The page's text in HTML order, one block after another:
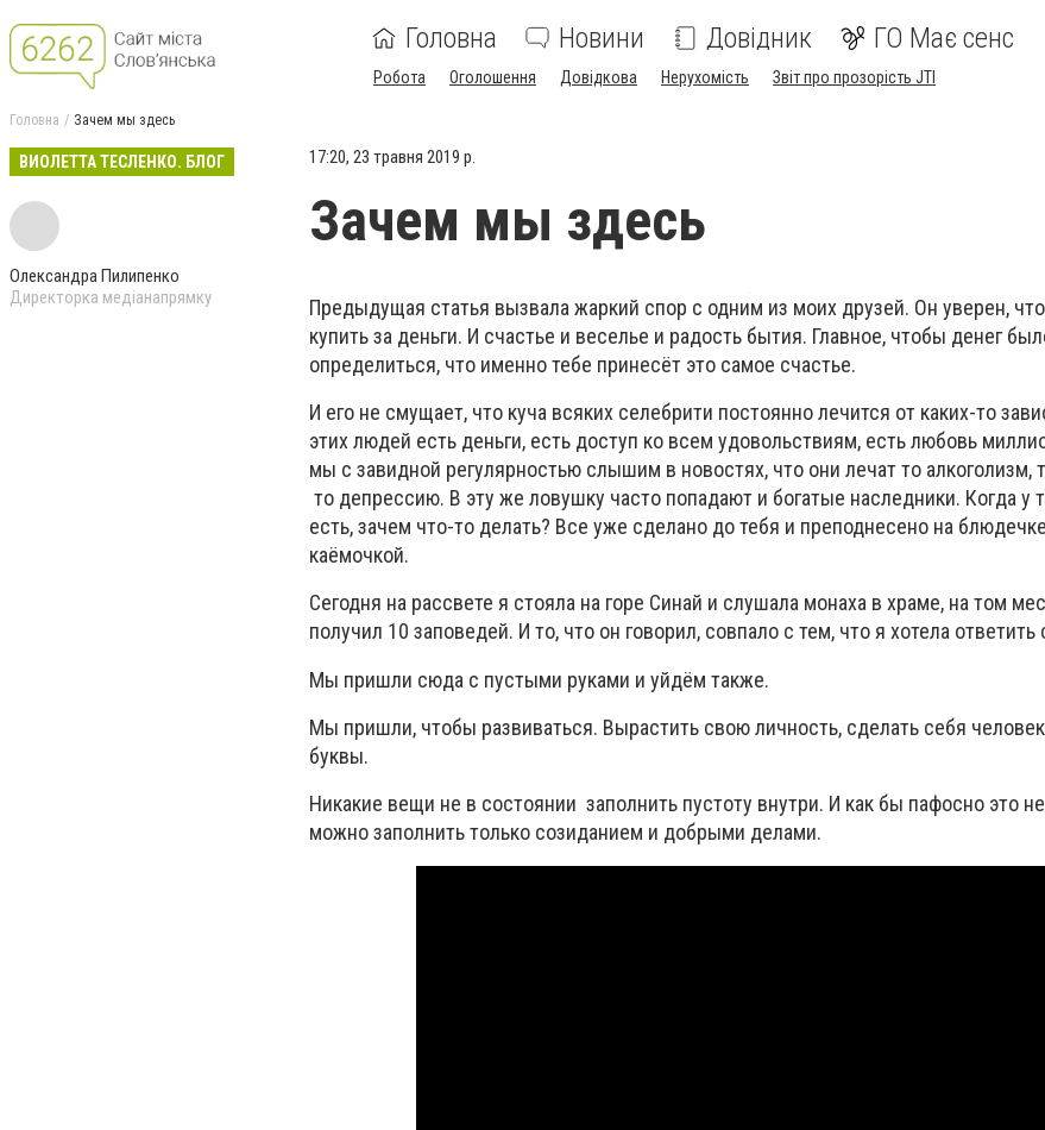
Головна Новини Довідник ГО Має сенс
Робота Оголошення Довідкова Нерухомість Звіт про прозорість JTI
Головна Зачем мы здесь
ВИОЛЕТТА ТЕСЛЕНКО. БЛОГ
Олександра Пилипенко
Директорка медіанапрямку
17:20, 23 травня 2019 р.
Зачем мы здесь
Предыдущая статья вызвала жаркий спор с одним из моих друзей. Он уверен,
купить за деньги. И счастье и веселье и радость бытия. Главное, чтобы денег
определиться, что именно тебе принесёт это самое счастье.
И его не смущает, что куча всяких селебрити постоянно лечится от каких-то
этих людей есть деньги, есть доступ ко всем удовольствиям, есть любовь
мы с завидной регулярностью слышим в новостях, что они лечат то алкоголизм,
то депрессию. В эту же ловушку часто попадают и богатые наследники. Когда у
есть, зачем что-то делать? Все уже сделано до тебя и преподнесено на
каёмочкой.
Сегодня на рассвете я стояла на горе Синай и слушала монаха в храме, на том
получил 10 заповедей. И то, что он говорил, совпало с тем, что я хотела ответить
Мы пришли сюда с пустыми руками и уйдём также.
Мы пришли, чтобы развиваться. Вырастить свою личность, сделать себя
буквы.
Никакие вещи не в состоянии заполнить пустоту внутри. И как бы пафосно это
можно заполнить только созиданием и добрыми делами.